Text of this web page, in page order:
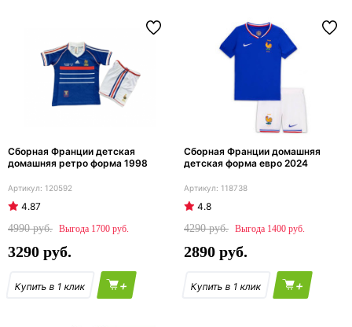
Сборная Франции детская
домашняя ретро форма 1998
120592
4.87
4990
1700
3290
+
Сборная Франции домашняя
детская форма евро 2024
118738
4.8
4290
1400
2890
+